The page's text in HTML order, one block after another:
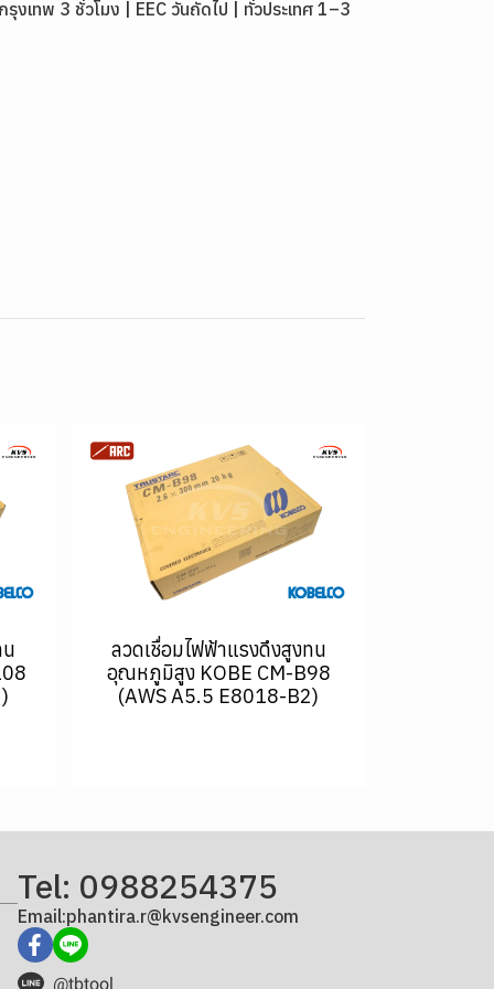
งเทพ 3 ชั่วโมง | EEC วันถัดไป | ทั่วประเทศ 1–3
ลวดเชื่อมไฟฟ้าแรงดึงสูงทน
อุณหภูมิสูง KOBE CM-B98
(AWS A5.5 E8018-B2)
Tel: 0988254375
Email:phantira.r@kvsengineer.com
@tbtool